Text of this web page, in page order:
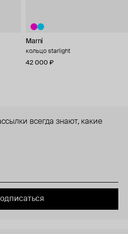
Marni
кольцо starlight
42 000 ₽
всегда знают, какие